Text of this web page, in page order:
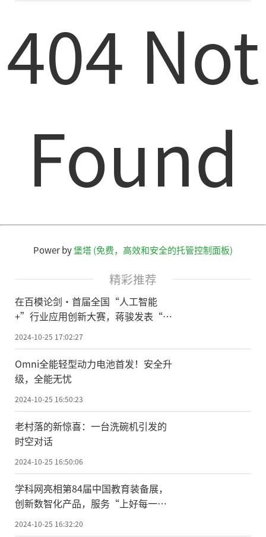
404 Not
Found
Power by堡塔 (免费，高效和安全的托管控制面板)
精彩推荐
在百模论剑·首届全国“人工智能
+”行业应用创新大赛，蒋骏发表“基
于AI的文旅产业创新”演讲
2024-10-25 17:02:27
Omni全能轻型动力电池首发！安全升
级，全能无忧
2024-10-25 16:50:23
老村落的新惊喜：一台洗碗机引发的
时空对话
2024-10-25 16:50:06
学科网亮相第84届中国教育装备展，
创新数智化产品，服务“上好每一堂
课”
2024-10-25 16:32:20